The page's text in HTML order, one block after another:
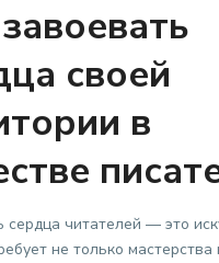
своей
в
сердца читателей — это
не только мастерства